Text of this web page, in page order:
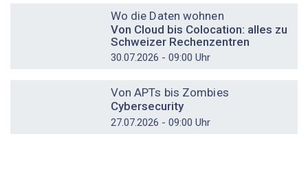
Wo die Daten wohnen
Von Cloud bis Colocation: alles zu
Schweizer Rechenzentren
30.07.2026 - 09:00 Uhr
Von APTs bis Zombies
Cybersecurity
27.07.2026 - 09:00 Uhr